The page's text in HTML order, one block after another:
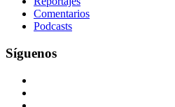
Comentarios
Podcasts
Síguenos